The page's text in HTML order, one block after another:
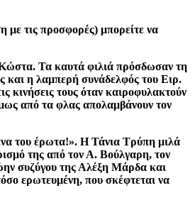
με τις προσφορές) μπορείτε να
Τα καυτά φιλιά πρόσδωσαν τη
η λαμπερή συνάδελφός του Ειρ.
κινήσεις τους όταν καιροφυλακτούν
από τα φλας απολαμβάνουν τον
του έρωτα!». Η Τάνια Τρύπη μιλά
της από τον Α. Βούλγαρη, τον
συζύγου της Αλέξη Μάρδα και
ερωτευμένη, που σκέφτεται να